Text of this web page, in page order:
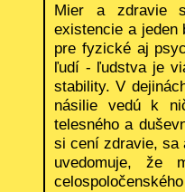
Mier a zdravie
existencie a jeden
pre fyzické aj
ľudí - ľudstva je
stability. V
násilie vedú k
telesného a
si cení zdravie, sa
uvedomuje, že